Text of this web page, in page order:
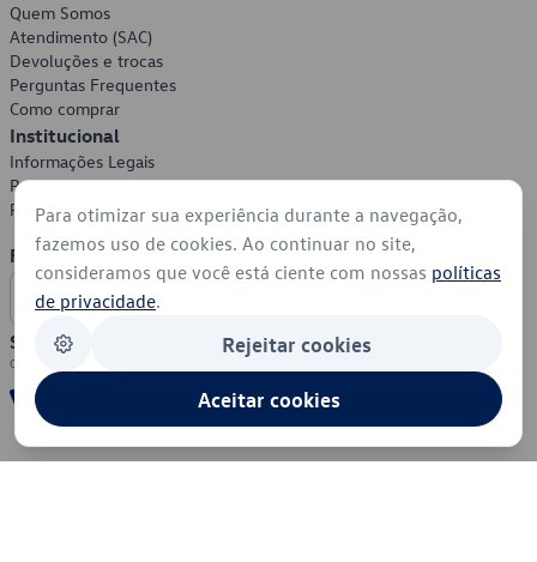
Quem Somos
Atendimento (SAC)
Devoluções e trocas
Perguntas Frequentes
Como comprar
Institucional
Informações Legais
Política de Privacidade
Política de Cookies
Formas de Pagamento
Segurança
Para otimizar sua experiência durante a navegação,
fazemos uso de cookies. Ao continuar no site,
consideramos que você está ciente com nossas políticas
de privacidade.
Rejeitar cookies
Aceitar cookies